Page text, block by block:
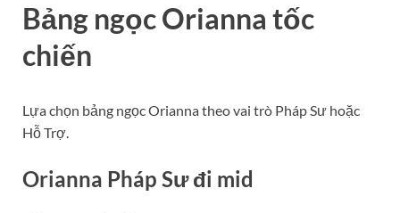
Bảng ngọc Orianna tốc
chiến
Lựa chọn bảng ngọc Orianna theo vai trò Pháp Sư hoặc
Hỗ Trợ.
Orianna Pháp Sư đi mid